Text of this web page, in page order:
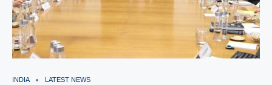
INDIA LATEST NEWS